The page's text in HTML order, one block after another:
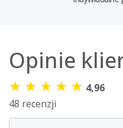
Opinie
★ ★ ★ ★ ★ 4,96
48 recenzji